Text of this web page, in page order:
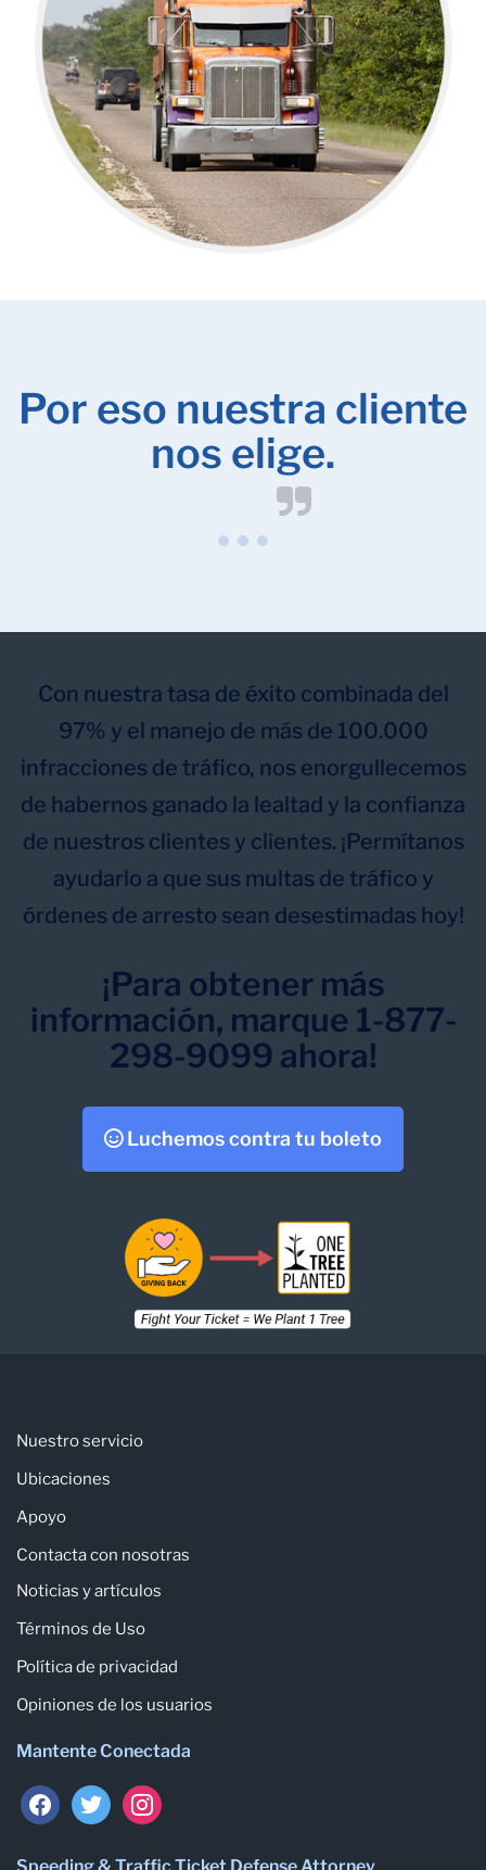
Por eso nuestra cliente
nos elige.
Con nuestra tasa de éxito combinada del
97% y el manejo de más de 100.000
infracciones de tráfico, nos enorgullecemos
de habernos ganado la lealtad y la confianza
de nuestros clientes y clientes. ¡Permítanos
ayudarlo a que sus multas de tráfico y
órdenes de arresto sean desestimadas hoy!
¡Para obtener más
información, marque 1-877-
298-9099 ahora!
Luchemos contra tu boleto
Nuestro servicio
Ubicaciones
Apoyo
Contacta con nosotras
Noticias y artículos
Términos de Uso
Política de privacidad
Opiniones de los usuarios
Mantente Conectada
facebooktwitterinstagram
Speeding & Traffic Ticket Defense Attorney